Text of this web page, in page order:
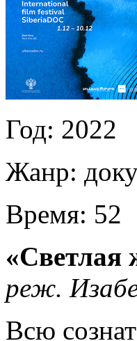
Год: 2022
Жанр:
Время: 52
«Светлая
реж.
Всю